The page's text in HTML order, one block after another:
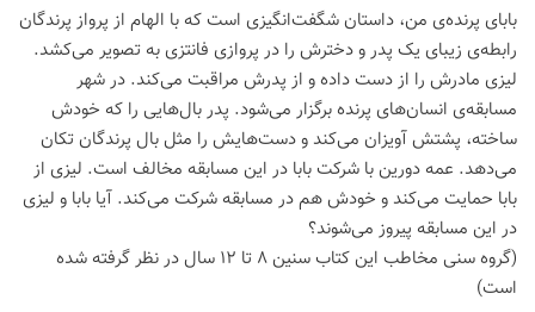
بابای پرنده‌ی من، داستان شگفت‌انگیزی است که با الهام از پرواز پرندگان
رابطه‌ی زیبای یک پدر و دخترش را در پروازی فانتزی به تصویر می‌کشد.
لیزی مادرش را از دست داده و از پدرش مراقبت می‌کند. در شهر
مسابقه‌ی انسان‌های پرنده برگزار می‌شود. پدر بال‌هایی را که خودش
ساخته، پشتش آویزان می‌کند و دست‌هایش را مثل بال پرندگان تکان
می‌دهد. عمه دورین با شرکت بابا در این مسابقه مخالف است. لیزی از
بابا حمایت می‌کند و خودش هم در مسابقه شرکت می‌کند. آیا بابا و لیزی
در این مسابقه پیروز می‌شوند؟
(گروه سنی مخاطب این کتاب سنین 8 تا 12 سال در نظر گرفته شده
است)